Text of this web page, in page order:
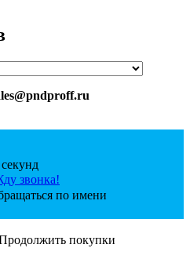
секунд
звонка!
по имени
покупки